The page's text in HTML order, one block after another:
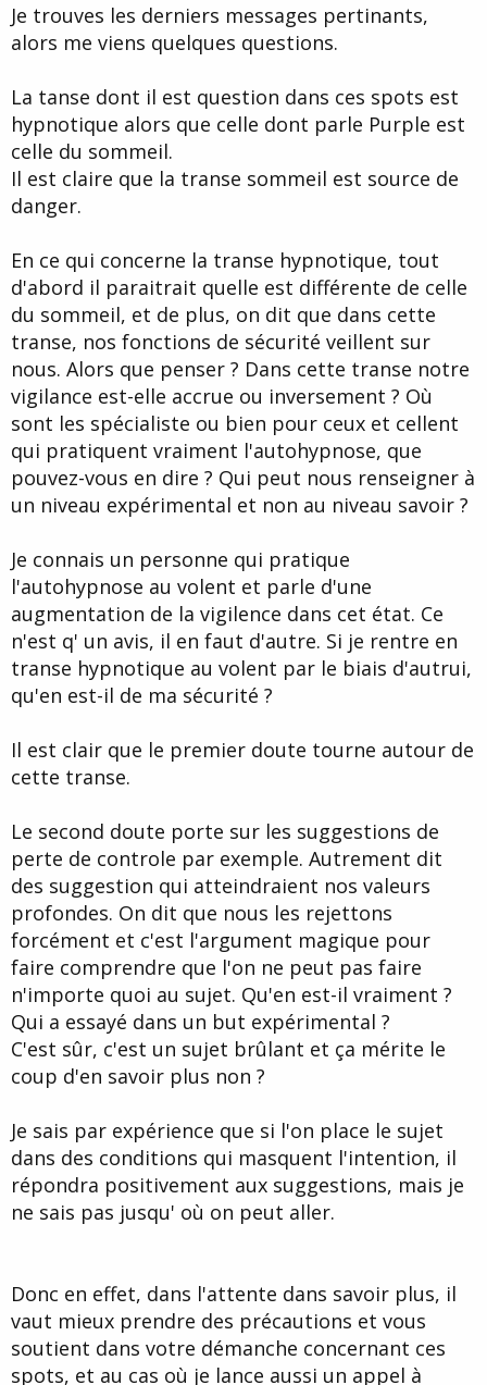
e
Je trouves les derniers messages pertinants,
alors me viens quelques questions.
La tanse dont il est question dans ces spots est
hypnotique alors que celle dont parle Purple est
celle du sommeil.
Il est claire que la transe sommeil est source de
danger.
En ce qui concerne la transe hypnotique, tout
d'abord il paraitrait quelle est différente de celle
du sommeil, et de plus, on dit que dans cette
transe, nos fonctions de sécurité veillent sur
nous. Alors que penser ? Dans cette transe notre
vigilance est-elle accrue ou inversement ? Où
sont les spécialiste ou bien pour ceux et cellent
qui pratiquent vraiment l'autohypnose, que
pouvez-vous en dire ? Qui peut nous renseigner à
un niveau expérimental et non au niveau savoir ?
Je connais un personne qui pratique
l'autohypnose au volent et parle d'une
augmentation de la vigilence dans cet état. Ce
n'est q' un avis, il en faut d'autre. Si je rentre en
transe hypnotique au volent par le biais d'autrui,
qu'en est-il de ma sécurité ?
Il est clair que le premier doute tourne autour de
cette transe.
Le second doute porte sur les suggestions de
perte de controle par exemple. Autrement dit
des suggestion qui atteindraient nos valeurs
profondes. On dit que nous les rejettons
forcément et c'est l'argument magique pour
faire comprendre que l'on ne peut pas faire
n'importe quoi au sujet. Qu'en est-il vraiment ?
Qui a essayé dans un but expérimental ?
C'est sûr, c'est un sujet brûlant et ça mérite le
coup d'en savoir plus non ?
Je sais par expérience que si l'on place le sujet
dans des conditions qui masquent l'intention, il
répondra positivement aux suggestions, mais je
ne sais pas jusqu' où on peut aller.
Donc en effet, dans l'attente dans savoir plus, il
vaut mieux prendre des précautions et vous
soutient dans votre démanche concernant ces
spots, et au cas où je lance aussi un appel à